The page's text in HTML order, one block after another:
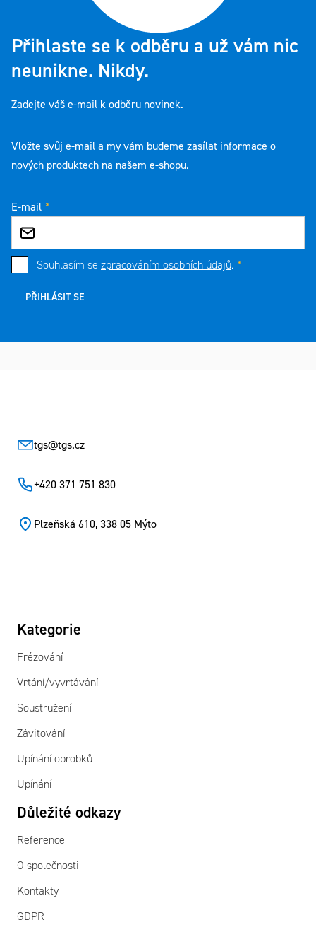
Přihlaste se k odběru a už vám nic
neunikne. Nikdy.
Zadejte váš e-mail k odběru novinek.
Vložte svůj e-mail a my vám budeme zasílat informace o
nových produktech na našem e-shopu.
E-mail
Souhlasím se zpracováním osobních údajů.
PŘIHLÁSIT SE
tgs@tgs.cz
+420 371 751 830
Plzeňská 610, 338 05 Mýto
Kategorie
Frézování
Vrtání/vyvrtávání
Soustružení
Závitování
Upínání obrobků
Upínání
Důležité odkazy
Reference
O společnosti
Kontakty
GDPR